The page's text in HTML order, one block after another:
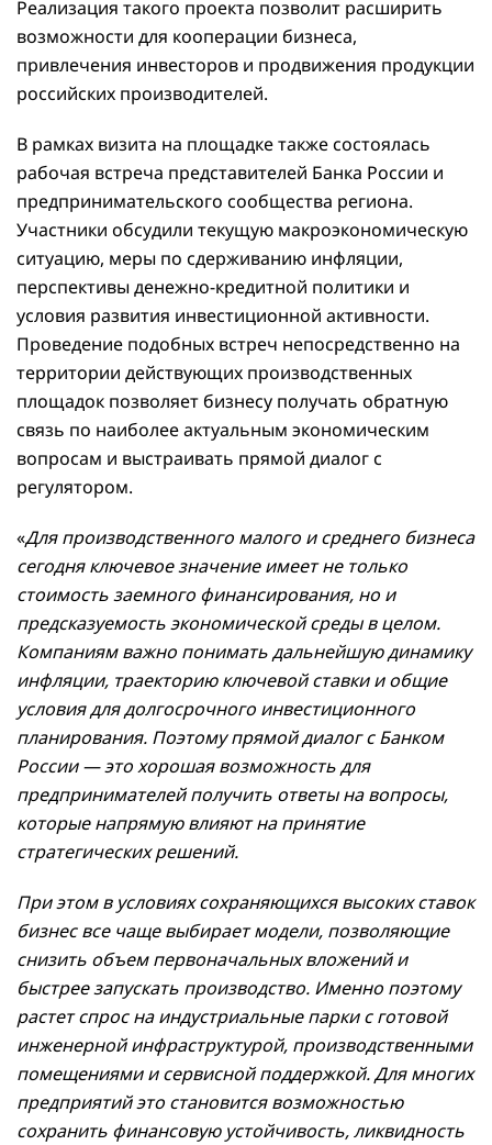
Реализация такого проекта позволит расширить
возможности для кооперации бизнеса,
привлечения инвесторов и продвижения продукции
российских производителей.
В рамках визита на площадке также состоялась
рабочая встреча представителей Банка России и
предпринимательского сообщества региона.
Участники обсудили текущую макроэкономическую
ситуацию, меры по сдерживанию инфляции,
перспективы денежно-кредитной политики и
условия развития инвестиционной активности.
Проведение подобных встреч непосредственно на
территории действующих производственных
площадок позволяет бизнесу получать обратную
связь по наиболее актуальным экономическим
вопросам и выстраивать прямой диалог с
регулятором.
«Для производственного малого и среднего бизнеса
сегодня ключевое значение имеет не только
стоимость заемного финансирования, но и
предсказуемость экономической среды в целом.
Компаниям важно понимать дальнейшую динамику
инфляции, траекторию ключевой ставки и общие
условия для долгосрочного инвестиционного
планирования. Поэтому прямой диалог с Банком
России — это хорошая возможность для
предпринимателей получить ответы на вопросы,
которые напрямую влияют на принятие
стратегических решений.
При этом в условиях сохраняющихся высоких ставок
бизнес все чаще выбирает модели, позволяющие
снизить объем первоначальных вложений и
быстрее запускать производство. Именно поэтому
растет спрос на индустриальные парки с готовой
инженерной инфраструктурой, производственными
помещениями и сервисной поддержкой. Для многих
предприятий это становится возможностью
сохранить финансовую устойчивость, ликвидность